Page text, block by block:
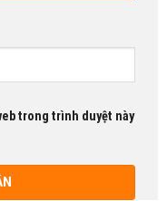
trong trình duyệt này